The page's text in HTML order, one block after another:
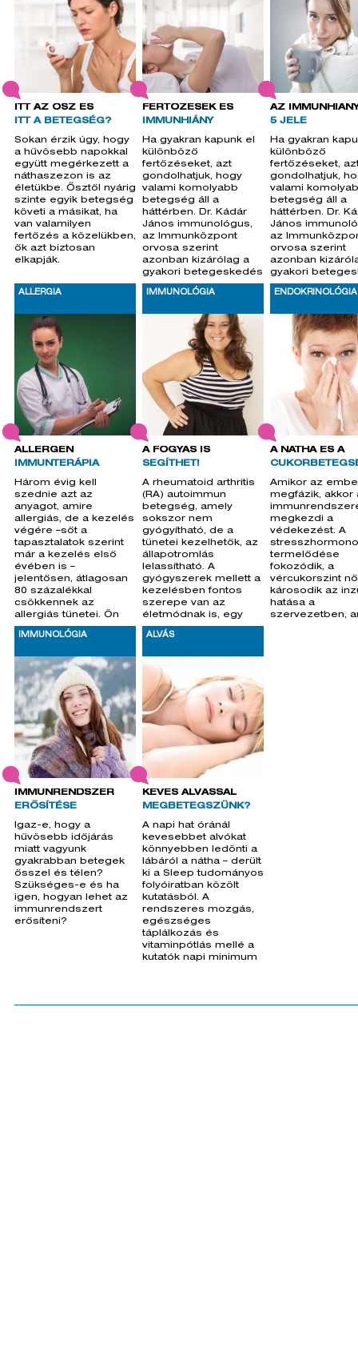
ITT AZ ŐSZ ÉS
ITT A BETEGSÉG?
Sokan érzik úgy, hogy
a hűvösebb napokkal
együtt megérkezett a
náthaszezon is az
életükbe. Ősztől nyárig
szinte egyik betegség
követi a másikat, ha
van valamilyen
fertőzés a közelükben,
ők azt biztosan
elkapják.
FERTŐZÉSEK ÉS
IMMUNHIÁNY
Ha gyakran kapunk el
különböző
fertőzéseket, azt
gondolhatjuk, hogy
valami komolyabb
betegség áll a
háttérben. Dr. Kádár
János immunológus,
az Immunközpont
orvosa szerint
azonban kizárólag a
gyakori betegeskedés
alapján nem lehet
AZ
5 JELE
Ha gyakran
különböző
fertőzéseket,
gondolhatjuk,
valami
betegség áll a
háttérben. Dr.
János
az
orvosa szerint
azonban
gyakori
alapján nem
ALLERGIA
ALLERGÉN
IMMUNTERÁPIA
Három évig kell
szednie azt az
anyagot, amire
allergiás, de a kezelés
végére –sőt a
tapasztalatok szerint
már a kezelés első
évében is –
jelentősen, átlagosan
80 százalékkal
csökkennek az
allergiás tünetei. Ön
bevállalná?
IMMUNOLÓGIA
A FOGYÁS IS
SEGÍTHET!
A rheumatoid arthritis
(RA) autoimmun
betegség, amely
sokszor nem
gyógyítható, de a
tünetei kezelhetők, az
állapotromlás
lelassítható. A
gyógyszerek mellett a
kezelésben fontos
szerepe van az
életmódnak is, egy
friss kutatás szeri
ENDOKRINOLÓGIA
A NÁTHA ÉS A
Amikor az
megfázik, akkor
megkezdi a
védekezést. A
termelődése
fokozódik, a
vércukorszint
károsodik az
hatása a
szervezetben,
IMMUNOLÓGIA
IMMUNRENDSZER
ERŐSÍTÉSE
Igaz-e, hogy a
hűvösebb időjárás
miatt vagyunk
gyakrabban betegek
ősszel és télen?
Szükséges-e és ha
igen, hogyan lehet az
immunrendszert
erősíteni?
ALVÁS
KEVÉS ALVÁSSAL
MEGBETEGSZÜNK?
A napi hat óránál
kevesebbet alvókat
könnyebben ledönti a
lábáról a nátha – derült
ki a Sleep tudományos
folyóiratban közölt
kutatásból. A
rendszeres mozgás,
egészséges
táplálkozás és
vitaminpótlás mellé a
kutatók napi minimum